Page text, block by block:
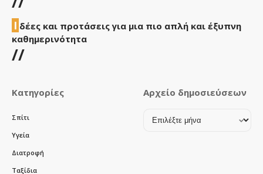
Ι δέες και προτάσεις για μια πιο απλή και έξυπνη
καθημερινότητα
//
Κατηγορίες
Σπίτι
Υγεία
Διατροφή
Ταξίδια
Αρχείο δημοσιεύσεων
Αρχείο